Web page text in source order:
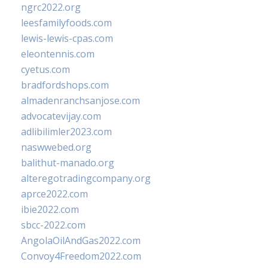
ngrc2022.org
leesfamilyfoods.com
lewis-lewis-cpas.com
eleontennis.com
cyetus.com
bradfordshops.com
almadenranchsanjose.com
advocatevijay.com
adlibilimler2023.com
naswwebed.org
balithut-manado.org
alteregotradingcompany.org
aprce2022.com
ibie2022.com
sbcc-2022.com
AngolaOilAndGas2022.com
Convoy4Freedom2022.com